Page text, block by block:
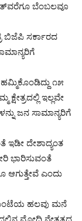
ಬೆಂಬಲವೂ
ಬಿಜೆಪಿ ಸರ್ಕಾರದ
೧೫
ಇಲ್ಲವೇ
ಜನ ಸಾಮಾನ್ಯರಿಗೆ
ಇಡೀ ದೇಶಾದ್ಯಂತ
ಭಾರಿಸುವಂತೆ
ಎಂದು
ಹಲವು ಮನೆ